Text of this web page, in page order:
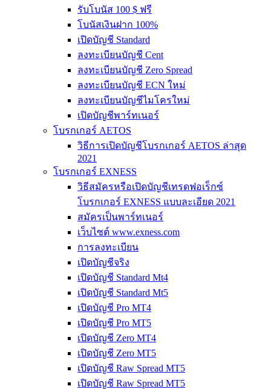
รับโบนัส 100 $ ฟรี
โบนัสเงินฝาก 100%
เปิดบัญชี Standard
ลงทะเบียนบัญชี Cent
ลงทะเบียนบัญชี Zero Spread
ลงทะเบียนบัญชี ECN ใหม่
ลงทะเบียนบัญชีไมโครใหม่
เปิดบัญชีพาร์ทเนอร์
โบรกเกอร์ AETOS
วิธีการเปิดบัญชีโบรกเกอร์ AETOS ล่าสุด
2021
โบรกเกอร์ EXNESS
วิธีสมัครหรือเปิดบัญชีเทรดฟอเร็กซ์
โบรกเกอร์ EXNESS แบบละเอียด 2021
สมัครเป็นพาร์ทเนอร์
เว็บไซต์ www.exness.com
การลงทะเบียน
เปิดบัญชีจริง
เปิดบัญชี Standard Mt4
เปิดบัญชี Standard Mt5
เปิดบัญชี Pro MT4
เปิดบัญชี Pro MT5
เปิดบัญชี Zero MT4
เปิดบัญชี Zero MT5
เปิดบัญชี Raw Spread MT5
เปิดบัญชี Raw Spread MT5